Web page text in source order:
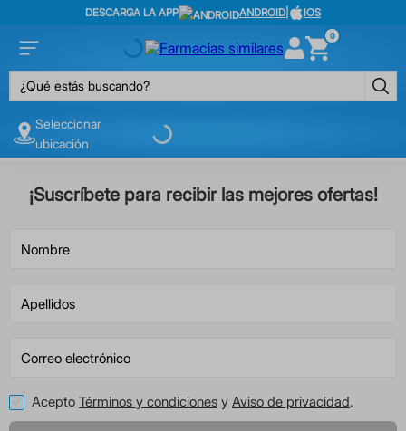
DESCARGA LA APP ANDROID IOS
0
¿Qué estás buscando?
Seleccionar
ubicación
¡Suscríbete para recibir las mejores ofertas!
Acepto Términos y condiciones y Aviso de privacidad.